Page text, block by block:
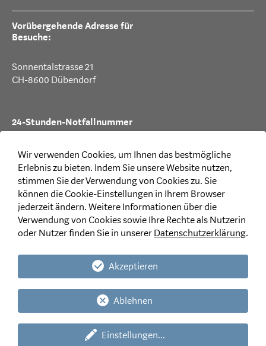
Vorübergehende Adresse für
Besuche:
Sonnentalstrasse 21
CH-8600 Dübendorf
24-Stunden-Notfallnummer
T +41 44 387 88 99
Rechtliches
Disclaimer
Datenschutzerklärung CH |LI
Allgemeine Geschäftsbedingungen
Wir verwenden Cookies, um Ihnen das bestmögliche
Erlebnis zu bieten. Indem Sie unsere Website nutzen,
stimmen Sie der Verwendung von Cookies zu. Sie
können die Cookie-Einstellungen in Ihrem Browser
jederzeit ändern. Weitere Informationen über die
Verwendung von Cookies sowie Ihre Rechte als Nutzerin
oder Nutzer finden Sie in unsererDatenschutzerklärung.
Einstellungen...
Ablehnen
Akzeptieren